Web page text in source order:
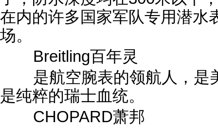
在内的许多国家军队专用潜水
场。
Breitling百年灵
是航空腕表的领航人，是
是纯粹的瑞士血统。
CHOPARD萧邦